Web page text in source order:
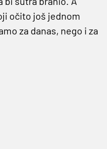
očito još jednom
za danas, nego i za